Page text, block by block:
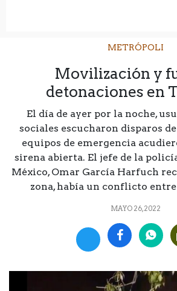
METRÓPOLI
Movilización y
detonaciones en
El día de ayer por la noche,
sociales escucharon disparos
equipos de emergencia
sirena abierta. El jefe de la
México, Omar García Harfuch
zona, había un conflicto entre
MAYO 26, 2022